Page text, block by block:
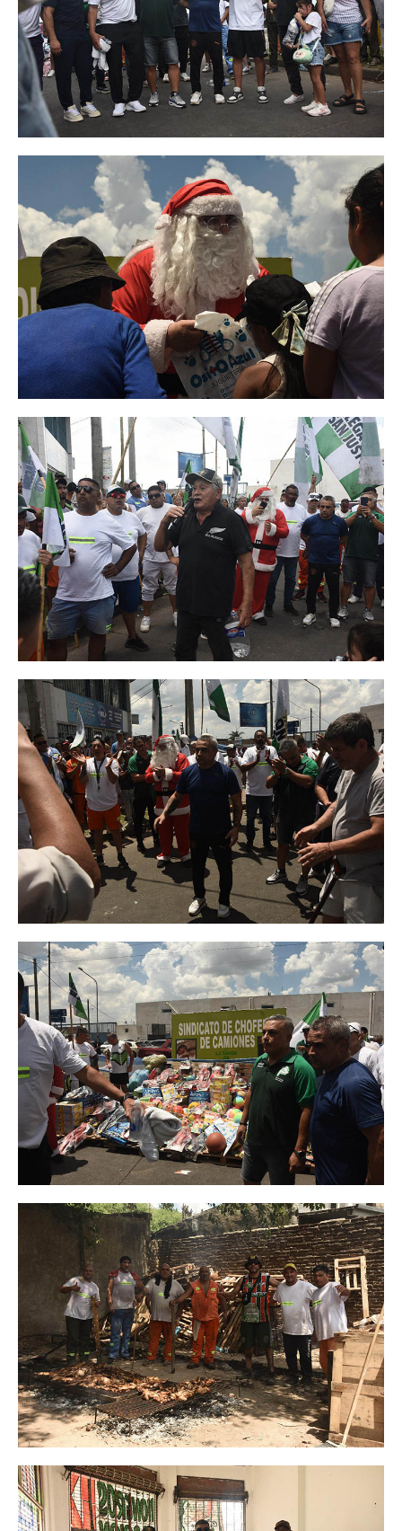
Noticias ramas
Noticias gremiales
Atención Transitoria de Anses ULAT
CCT 40/89
Psicofísico
Oschoca
Autoridades obra social
Clínicas de atención
Seccionales oschoca
Consultorios externos
Prevención
Medicamentos
Formularios
Beneficios
Farmacias
Autorizaciones PMI
Autorizaciones
Requisitos fertilidad
Credencial digital OSCHOCA
Coseguros y Exenciones
Ambulancias programadas
Política de Privacidad
Afiliación
Requisitos afiliación
Formularios de afliación
Afiliación de familiares
Familiares a cargo
Afiliación Plan materno
Otros trámites
Discapacidad: presupuesto / requisitos 2026
Contáctenos